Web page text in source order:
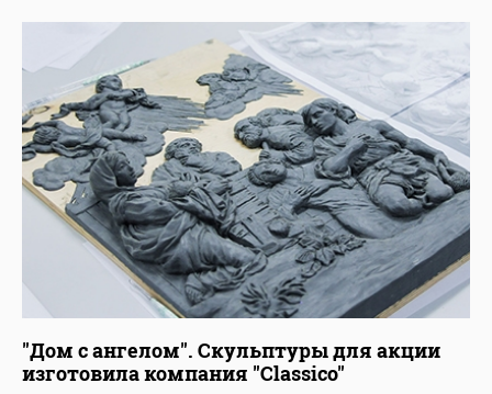
"Дом с ангелом". Скульптуры для акции
изготовила компания "Classico"